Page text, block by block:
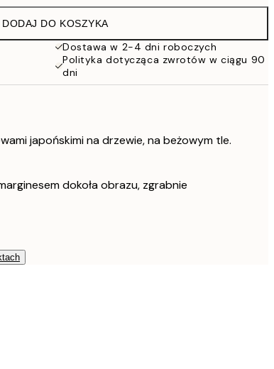
86 zł
108 zł
76 zł
DODAJ DO KOSZYKA
Dostawa w 2-4 dni roboczych
Polityka dotycząca zwrotów w ciągu 90
dni
japońskimi na drzewie, na beżowym tle.
dokoła obrazu, zgrabnie